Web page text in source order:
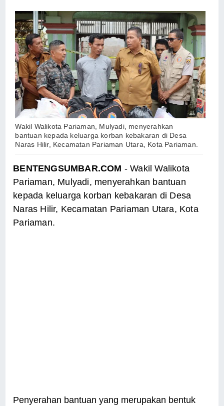
Wakil Walikota Pariaman, Mulyadi, menyerahkan
bantuan kepada keluarga korban kebakaran di Desa
Naras Hilir, Kecamatan Pariaman Utara, Kota Pariaman.
BENTENGSUMBAR.COM - Wakil Walikota
Pariaman, Mulyadi, menyerahkan bantuan
kepada keluarga korban kebakaran di Desa
Naras Hilir, Kecamatan Pariaman Utara, Kota
Pariaman.
Penyerahan bantuan yang merupakan bentuk